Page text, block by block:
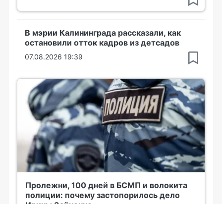
В мэрии Калининграда рассказали, как
остановили отток кадров из детсадов
07.08.2026 19:39
Пролежни, 100 дней в БСМП и волокита
полиции: почему застопорилось дело